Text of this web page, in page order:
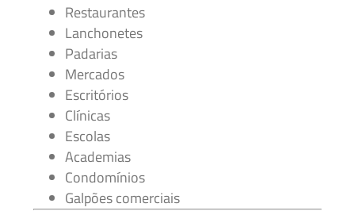
Restaurantes
Lanchonetes
Padarias
Mercados
Escritórios
Clínicas
Escolas
Academias
Condomínios
Galpões comerciais